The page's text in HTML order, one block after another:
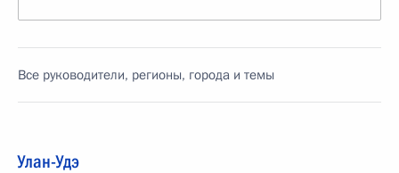
Все руководители, регионы, города и темы
Улан-Удэ